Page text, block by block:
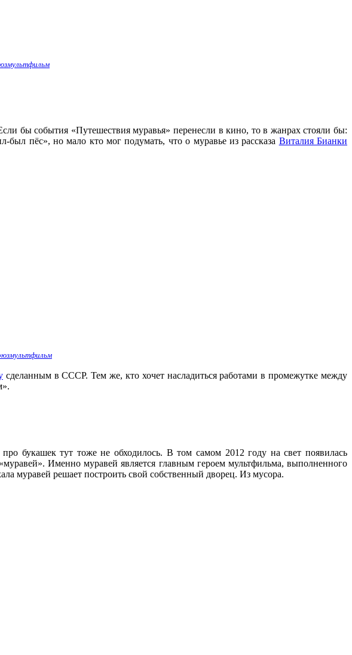
бы события «Путешествия муравья» перенесли в кино, то в жанрах стояли бы:
пёс», но мало кто мог подумать, что о муравье из рассказа Виталия Бианки
сделанным в СССР. Тем же, кто хочет насладиться работами в промежутке между
букашек тут тоже не обходилось. В том самом 2012 году на свет появилась
Именно муравей является главным героем мультфильма, выполненного
муравей решает построить свой собственный дворец. Из мусора.